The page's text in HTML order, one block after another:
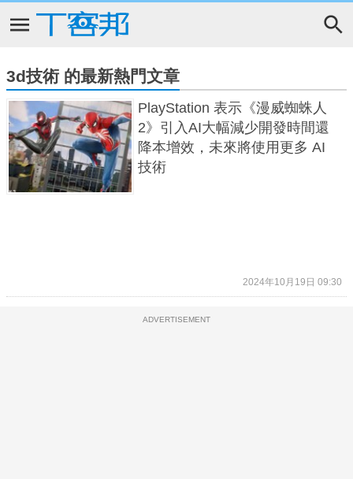
3d技術 的最新熱門文章
PlayStation 表示《漫威蜘蛛人
2》引入AI大幅減少開發時間還
降本增效，未來將使用更多 AI
技術
2024年10月19日 09:30
ADVERTISEMENT